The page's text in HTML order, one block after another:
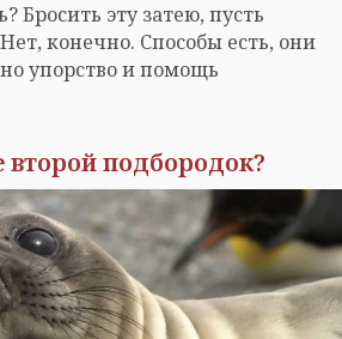
Бросить эту затею, пусть
конечно. Способы есть, они
упорство и помощь
второй подбородок?